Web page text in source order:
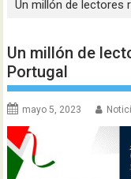
Un millón de lectores
Un millón de
Portugal
mayo 5, 2023